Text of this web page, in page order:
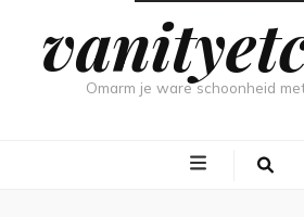
Omarm je ware schoonheid